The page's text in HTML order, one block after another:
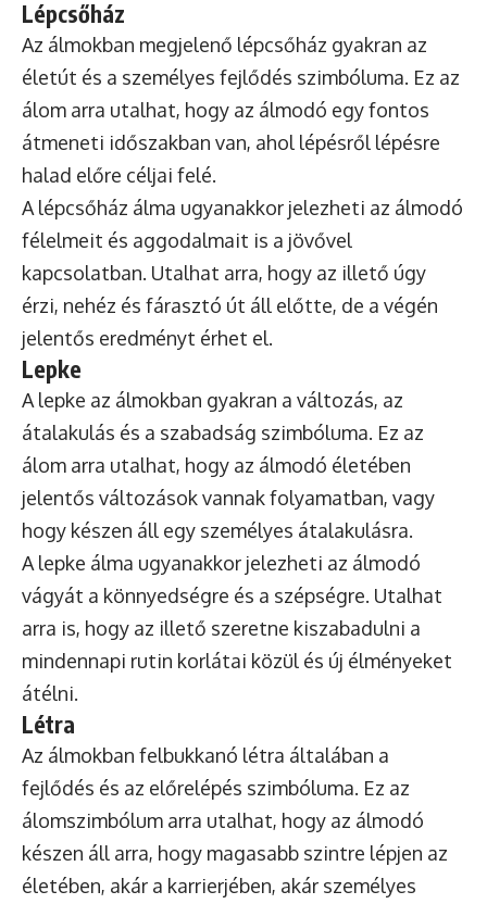
Lépcsőház
Az álmokban megjelenő lépcsőház gyakran az
életút és a személyes fejlődés szimbóluma. Ez az
álom arra utalhat, hogy az álmodó egy fontos
átmeneti időszakban van, ahol lépésről lépésre
halad előre céljai felé.
A lépcsőház álma ugyanakkor jelezheti az álmodó
félelmeit és aggodalmait is a jövővel
kapcsolatban. Utalhat arra, hogy az illető úgy
érzi, nehéz és fárasztó út áll előtte, de a végén
jelentős eredményt érhet el.
Lepke
A lepke az álmokban gyakran a változás, az
átalakulás és a szabadság szimbóluma. Ez az
álom arra utalhat, hogy az álmodó életében
jelentős változások vannak folyamatban, vagy
hogy készen áll egy személyes átalakulásra.
A lepke álma ugyanakkor jelezheti az álmodó
vágyát a könnyedségre és a szépségre. Utalhat
arra is, hogy az illető szeretne kiszabadulni a
mindennapi rutin korlátai közül és új élményeket
átélni.
Létra
Az álmokban felbukkanó létra általában a
fejlődés és az előrelépés szimbóluma. Ez az
álomszimbólum arra utalhat, hogy az álmodó
készen áll arra, hogy magasabb szintre lépjen az
életében, akár a karrierjében, akár személyes